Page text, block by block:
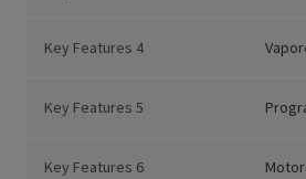
Key Features 4
Key Features 5
Key Features 6